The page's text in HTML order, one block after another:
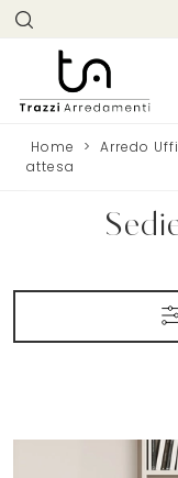
Home > Arredo
attesa